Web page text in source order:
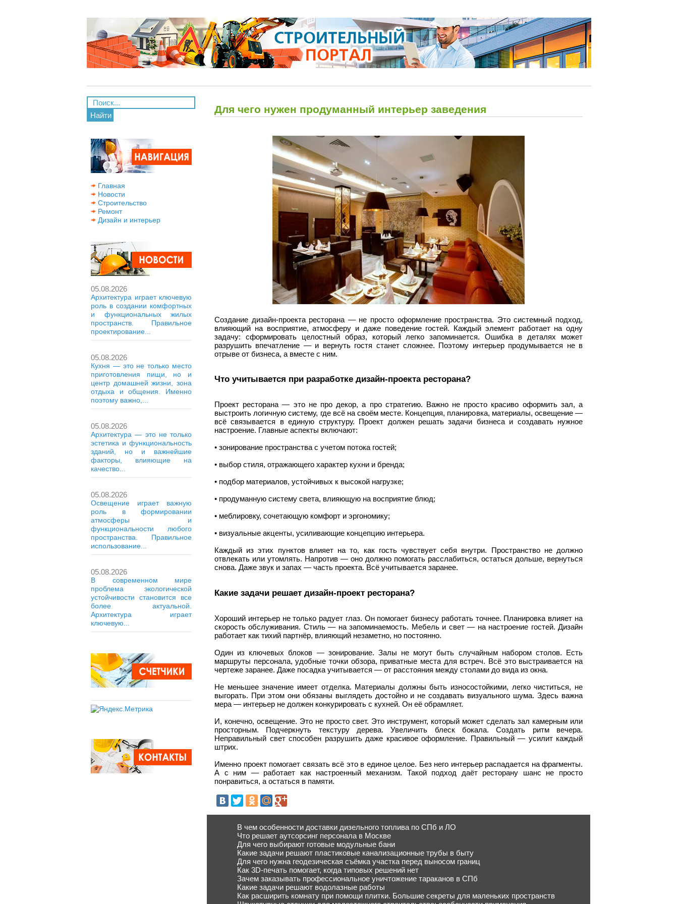
Найти
Главная
Новости
Строительство
Ремонт
Дизайн и интерьер
05.08.2026
Архитектура играет ключевую
роль в создании комфортных
и функциональных жилых
пространств. Правильное
проектирование...
05.08.2026
Кухня — это не только место
приготовления пищи, но и
центр домашней жизни, зона
отдыха и общения. Именно
поэтому важно,...
05.08.2026
Архитектура — это не только
эстетика и функциональность
зданий, но и важнейшие
факторы, влияющие на
качество...
05.08.2026
Освещение играет важную
роль в формировании
атмосферы и
функциональности любого
пространства. Правильное
использование...
05.08.2026
В современном мире
проблема экологической
устойчивости становится все
более актуальной.
Архитектура играет
ключевую...
Для чего нужен продуманный интерьер заведения
Создание дизайн-проекта ресторана — не просто оформление пространства. Это системный подход,
влияющий на восприятие, атмосферу и даже поведение гостей. Каждый элемент работает на одну
задачу: сформировать целостный образ, который легко запоминается. Ошибка в деталях может
разрушить впечатление — и вернуть гостя станет сложнее. Поэтому интерьер продумывается не в
отрыве от бизнеса, а вместе с ним.
Что учитывается при разработке дизайн-проекта ресторана?
Проект ресторана — это не про декор, а про стратегию. Важно не просто красиво оформить зал, а
выстроить логичную систему, где всё на своём месте. Концепция, планировка, материалы, освещение —
всё связывается в единую структуру. Проект должен решать задачи бизнеса и создавать нужное
настроение. Главные аспекты включают:
• зонирование пространства с учетом потока гостей;
• выбор стиля, отражающего характер кухни и бренда;
• подбор материалов, устойчивых к высокой нагрузке;
• продуманную систему света, влияющую на восприятие блюд;
• меблировку, сочетающую комфорт и эргономику;
• визуальные акценты, усиливающие концепцию интерьера.
Каждый из этих пунктов влияет на то, как гость чувствует себя внутри. Пространство не должно
отвлекать или утомлять. Напротив — оно должно помогать расслабиться, остаться дольше, вернуться
снова. Даже звук и запах — часть проекта. Всё учитывается заранее.
Какие задачи решает дизайн-проект ресторана?
Хороший интерьер не только радует глаз. Он помогает бизнесу работать точнее. Планировка влияет на
скорость обслуживания. Стиль — на запоминаемость. Мебель и свет — на настроение гостей. Дизайн
работает как тихий партнёр, влияющий незаметно, но постоянно.
Один из ключевых блоков — зонирование. Залы не могут быть случайным набором столов. Есть
маршруты персонала, удобные точки обзора, приватные места для встреч. Всё это выстраивается на
чертеже заранее. Даже посадка учитывается — от расстояния между столами до вида из окна.
Не меньшее значение имеет отделка. Материалы должны быть износостойкими, легко чиститься, не
выгорать. При этом они обязаны выглядеть достойно и не создавать визуального шума. Здесь важна
мера — интерьер не должен конкурировать с кухней. Он её обрамляет.
И, конечно, освещение. Это не просто свет. Это инструмент, который может сделать зал камерным или
просторным. Подчеркнуть текстуру дерева. Увеличить блеск бокала. Создать ритм вечера.
Неправильный свет способен разрушить даже красивое оформление. Правильный — усилит каждый
штрих.
Именно проект помогает связать всё это в единое целое. Без него интерьер распадается на фрагменты.
А с ним — работает как настроенный механизм. Такой подход даёт ресторану шанс не просто
понравиться, а остаться в памяти.
В чем особенности доставки дизельного топлива по СПб и ЛО
Что решает аутсорсинг персонала в Москве
Для чего выбирают готовые модульные бани
Какие задачи решают пластиковые канализационные трубы в быту
Для чего нужна геодезическая съёмка участка перед выносом границ
Как 3D-печать помогает, когда типовых решений нет
Зачем заказывать профессиональное уничтожение тараканов в СПб
Какие задачи решают водолазные работы
Как расширить комнату при помощи плитки. Большие секреты для маленьких пространств